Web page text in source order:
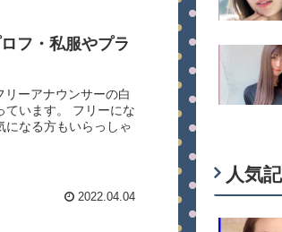
フ・私服やプラ
ーアナウンサーの白
ています。 フリーにな
になる方もいらっしゃ
2022.04.04
人気